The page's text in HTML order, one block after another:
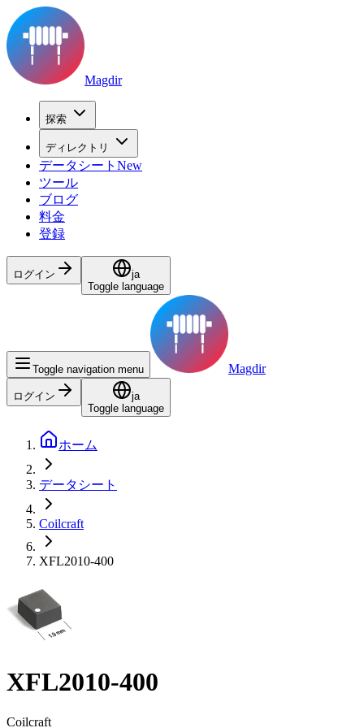
Magdir
探索
ディレクトリ
データシート New
ツール
ブログ
料金
登録
ログイン
ja
Toggle language
Toggle navigation menu Magdir
ログイン
ja
Toggle language
ホーム
データシート
Coilcraft
XFL2010-400
XFL2010-400
Coilcraft